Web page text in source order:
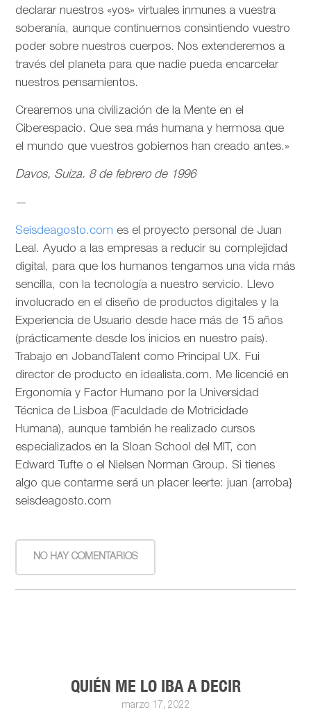
declarar nuestros «yos» virtuales inmunes a vuestra
soberanía, aunque continuemos consintiendo vuestro
poder sobre nuestros cuerpos. Nos extenderemos a
través del planeta para que nadie pueda encarcelar
nuestros pensamientos.
Crearemos una civilización de la Mente en el
Ciberespacio. Que sea más humana y hermosa que
el mundo que vuestros gobiernos han creado antes.»
Davos, Suiza. 8 de febrero de 1996
—
Seisdeagosto.com es el proyecto personal de Juan
Leal. Ayudo a las empresas a reducir su complejidad
digital, para que los humanos tengamos una vida más
sencilla, con la tecnología a nuestro servicio. Llevo
involucrado en el diseño de productos digitales y la
Experiencia de Usuario desde hace más de 15 años
(prácticamente desde los inicios en nuestro país).
Trabajo en JobandTalent como Principal UX. Fui
director de producto en idealista.com. Me licencié en
Ergonomía y Factor Humano por la Universidad
Técnica de Lisboa (Faculdade de Motricidade
Humana), aunque también he realizado cursos
especializados en la Sloan School del MIT, con
Edward Tufte o el Nielsen Norman Group. Si tienes
algo que contarme será un placer leerte: juan {arroba}
seisdeagosto.com
NO HAY COMENTARIOS
QUIÉN ME LO IBA A DECIR
marzo 17, 2022